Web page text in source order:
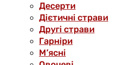
Десерти
Дієтичні страви
Другі страви
Гарніри
М’ясні